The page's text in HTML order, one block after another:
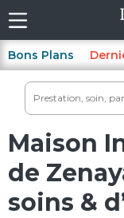
Bons Plans
Maison
de
soins &